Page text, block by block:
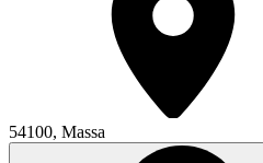
54100, Massa